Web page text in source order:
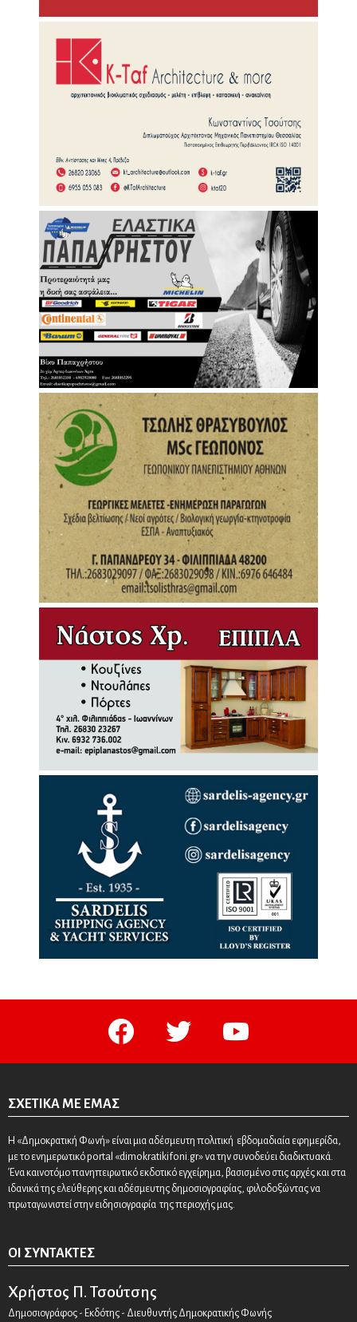
facebook twitter youtube
ΣΧΕΤΙΚΆ ΜΕ ΕΜΆΣ
Η «Δημοκρατική Φωνή» είναι μια αδέσμευτη πολιτική εβδομαδιαία εφημερίδα,
με το ενημερωτικό portal «dimokratikifoni.gr» να την συνοδεύει διαδικτυακά.
Ένα καινοτόμο πανηπειρωτικό εκδοτικό εγχείρημα, βασισμένο στις αρχές και στα
ιδανικά της ελεύθερης και αδέσμευτης δημοσιογραφίας, φιλοδοξώντας να
πρωταγωνιστεί στην ειδησιογραφία της περιοχής μας.
ΟΙ ΣΥΝΤΆΚΤΕΣ
Χρήστος Π. Τσούτσης
Δημοσιογράφος - Εκδότης - Διευθυντής Δημοκρατικής Φωνής